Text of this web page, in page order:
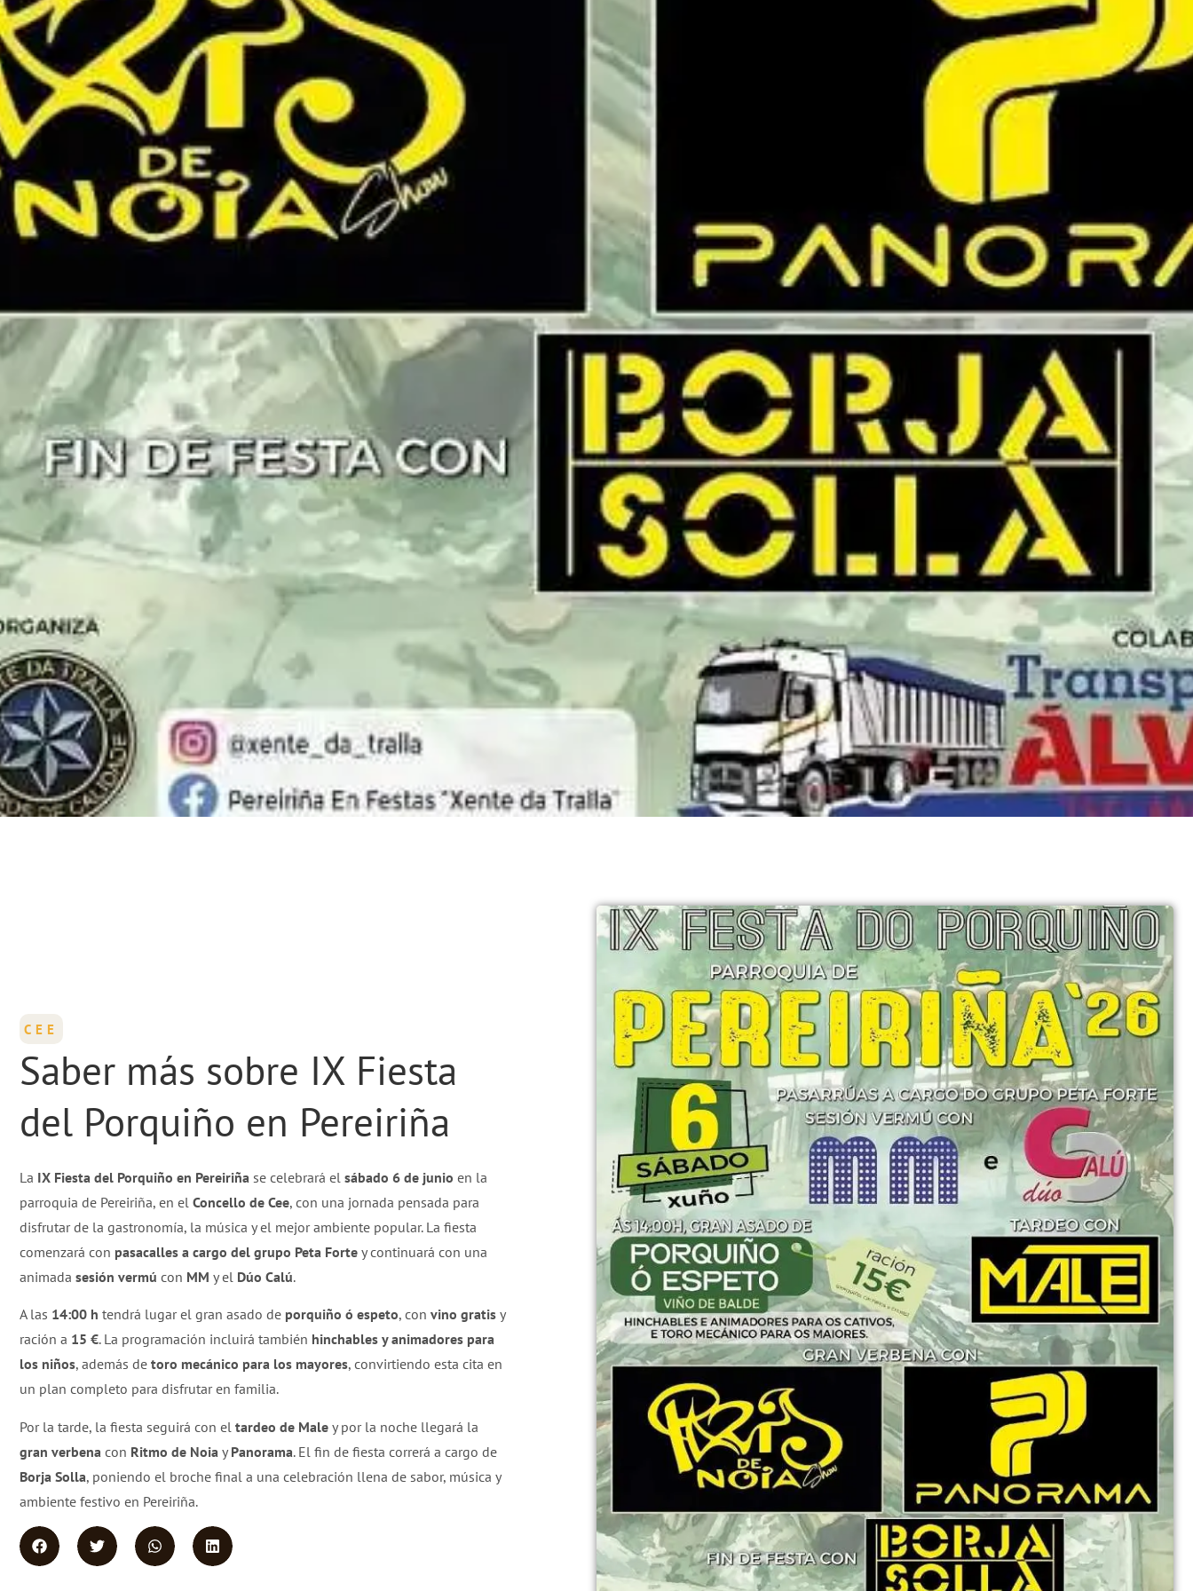
CEE
Saber más sobre IX Fiesta
del Porquiño en Pereiriña
La IX Fiesta del Porquiño en Pereiriña se celebrará el sábado 6 de junio en la
parroquia de Pereiriña, en el Concello de Cee, con una jornada pensada para
disfrutar de la gastronomía, la música y el mejor ambiente popular. La fiesta
comenzará con pasacalles a cargo del grupo Peta Forte y continuará con una
animada sesión vermú con MM y el Dúo Calú.
A las 14:00 h tendrá lugar el gran asado de porquiño ó espeto, con vino gratis y
ración a 15 €. La programación incluirá también hinchables y animadores para
los niños, además de toro mecánico para los mayores, convirtiendo esta cita en
un plan completo para disfrutar en familia.
Por la tarde, la fiesta seguirá con el tardeo de Male y por la noche llegará la
gran verbena con Ritmo de Noia yPanorama. El fin de fiesta correrá a cargo de
Borja Solla, poniendo el broche final a una celebración llena de sabor, música y
ambiente festivo en Pereiriña.